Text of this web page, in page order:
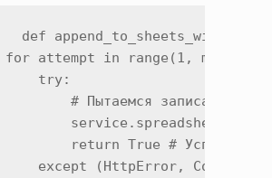
def
for attempt in range(1,
try:
# Пытаемся записать
return True # Успех!
except (HttpError,